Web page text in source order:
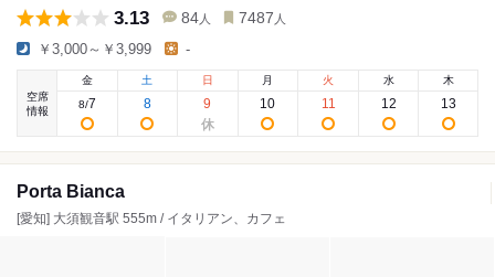
3.13 84 人 7487 人
￥3,000～￥3,999 -
空席
情報
金
8/7
土
8
日
9
月
10
火
11
水
12
木
13
Porta Bianca
[愛知] 大須観音駅 555m / イタリアン、カフェ